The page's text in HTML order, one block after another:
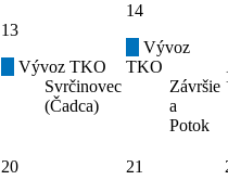
13
Vývoz TKO
Svrčinovec
(Čadca)
14
Vývoz
TKO
Závršie
a
Potok
20 21